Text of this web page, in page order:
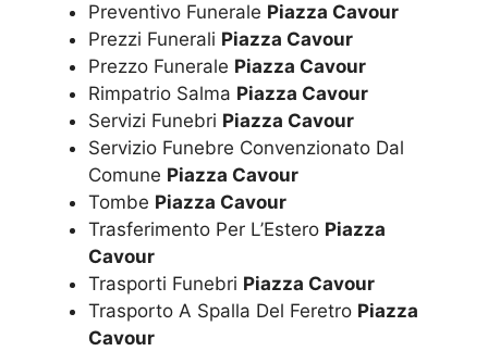
Preventivo Funerale Piazza Cavour
Prezzi Funerali Piazza Cavour
Prezzo Funerale Piazza Cavour
Rimpatrio Salma Piazza Cavour
Servizi Funebri Piazza Cavour
Servizio Funebre Convenzionato Dal
Comune Piazza Cavour
Tombe Piazza Cavour
Trasferimento Per L’Estero Piazza
Cavour
Trasporti Funebri Piazza Cavour
Trasporto A Spalla Del Feretro Piazza
Cavour